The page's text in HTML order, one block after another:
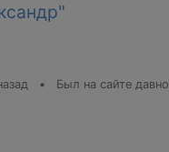
• Был на сайте давно